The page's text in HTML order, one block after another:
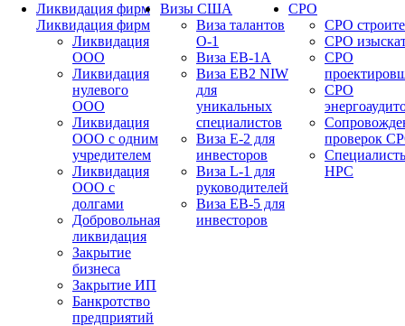
Ликвидация фирм
Ликвидация фирм
Ликвидация
ООО
Ликвидация
нулевого
ООО
Ликвидация
ООО с одним
учредителем
Ликвидация
ООО с
долгами
Добровольная
ликвидация
Закрытие
бизнеса
Закрытие ИП
Банкротство
предприятий
Визы США
Виза талантов
О-1
Виза EB-1A
Виза EB2 NIW
для
уникальных
специалистов
Виза E-2 для
инвесторов
Виза L-1 для
руководителей
Виза EB-5 для
инвесторов
СРО
СРО
СРО
СРО
СРО
проверок
НРС